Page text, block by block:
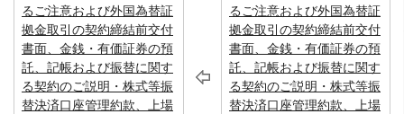
るご注意および外国為替証
拠金取引の契約締結前交付
書面、金銭・有価証券の預
託、記帳および振替に関す
る契約のご説明・株式等振
替決済口座管理約款、上場
るご注意および外国為替証
拠金取引の契約締結前交付
書面、金銭・有価証券の預
託、記帳および振替に関す
る契約のご説明・株式等振
替決済口座管理約款、上場